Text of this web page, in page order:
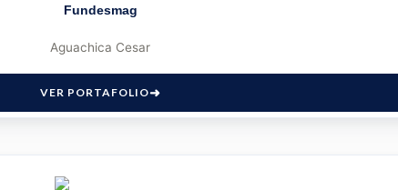
Fundesmag
Aguachica Cesar
VER PORTAFOLIO